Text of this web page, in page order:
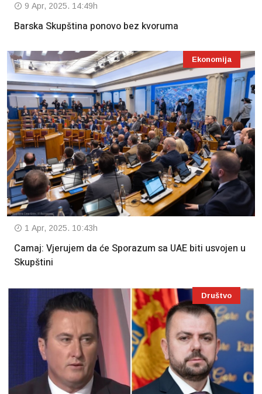
9 Apr, 2025. 14:49h
Barska Skupština ponovo bez kvoruma
Ekonomija
1 Apr, 2025. 10:43h
Camaj: Vjerujem da će Sporazum sa UAE biti usvojen u
Skupštini
Društvo